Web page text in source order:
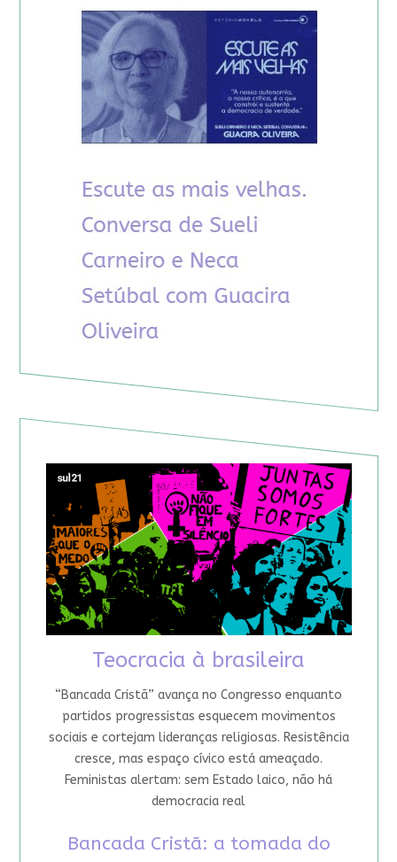
Teocracia à brasileira
“Bancada Cristã” avança no Congresso enquanto
partidos progressistas esquecem movimentos
sociais e cortejam lideranças religiosas. Resistência
cresce, mas espaço cívico está ameaçado.
Feministas alertam: sem Estado laico, não há
democracia real
Bancada Cristã: a tomada do